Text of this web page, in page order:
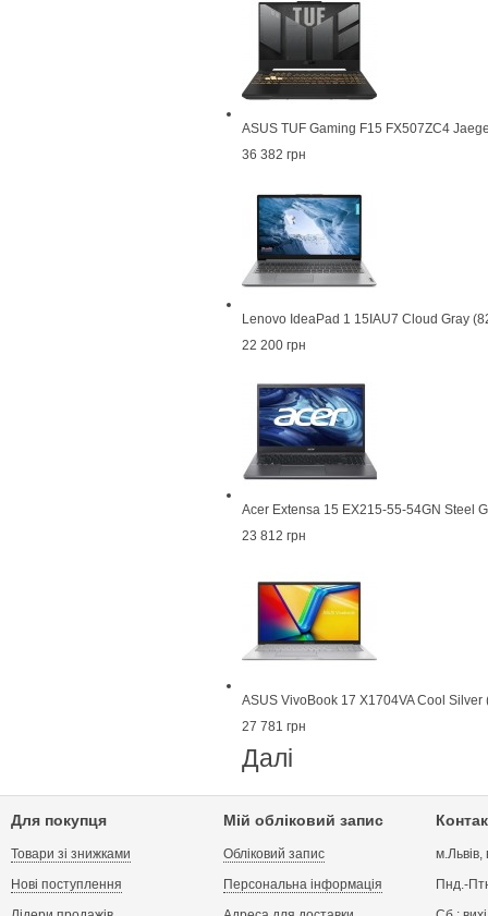
ASUS TUF Gaming F15 FX507ZC4
36 382 грн
Lenovo IdeaPad 1 15IAU7 Cloud Gray
22 200 грн
Acer Extensa 15 EX215-55-54GN Steel
23 812 грн
ASUS VivoBook 17 X1704VA Cool Silver
27 781 грн
Далі
Для покупця
Товари зі знижками
Нові поступлення
Мій обліковий запис
Обліковий запис
Персональна інформація
Пнд.-